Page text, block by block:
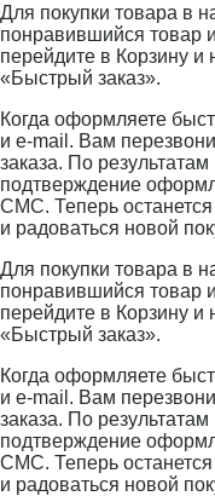
Для покупки товара в
понравившийся товар
перейдите в Корзину
«Быстрый заказ».
Когда оформляете
и e-mail. Вам
заказа. По
подтверждение
СМС. Теперь останется
и радоваться новой
Для покупки товара в
понравившийся товар
перейдите в Корзину
«Быстрый заказ».
Когда оформляете
и e-mail. Вам
заказа. По
подтверждение
СМС. Теперь останется
и радоваться новой